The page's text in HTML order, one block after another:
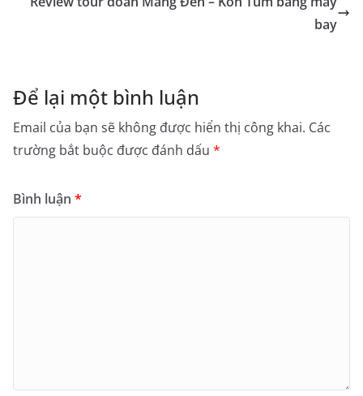
bay
Để lại một bình luận
Email của bạn sẽ không được hiển thị công khai. Các
trường bắt buộc được đánh dấu *
Bình luận *